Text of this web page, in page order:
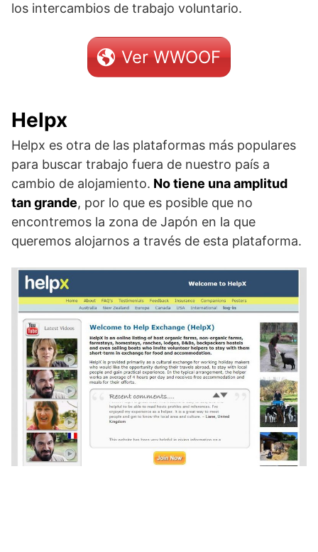
los intercambios de trabajo voluntario.
Ver WWOOF
Helpx
Helpx es otra de las plataformas más populares
para buscar trabajo fuera de nuestro país a
cambio de alojamiento. No tiene una amplitud
tan grande, por lo que es posible que no
encontremos la zona de Japón en la que
queremos alojarnos a través de esta plataforma.